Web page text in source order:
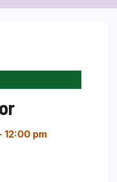
12:00 pm